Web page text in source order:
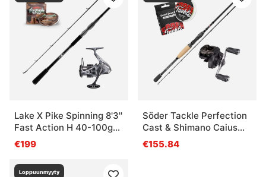
Lake X Pike Spinning 8'3''
Fast Action H 40-100g
Nasci Combo
€199
Söder Tackle Perfection
Cast & Shimano Caius
Combo 5-30g
€155.84
Loppuunmyyty